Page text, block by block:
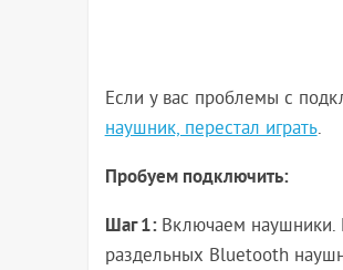
Если у вас проблемы с
наушник, перестал играть.
Пробуем подключить:
Шаг 1: Включаем наушники.
раздельных Bluetooth